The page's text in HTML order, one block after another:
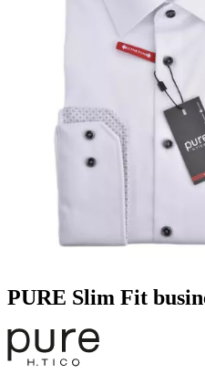
PURE Slim Fit